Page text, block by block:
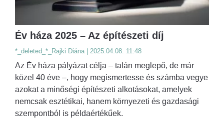
Év háza 2025 – Az építészeti díj
*_deleted_*_Rajki Diána | 2025.04.08. 11:48
Az Év háza pályázat célja – talán meglepő, de már
közel 40 éve –, hogy megismertesse és számba vegye
azokat a minőségi építészeti alkotásokat, amelyek
nemcsak esztétikai, hanem környezeti és gazdasági
szempontból is példaértékűek.